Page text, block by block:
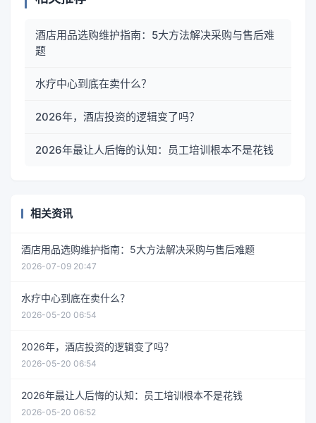
酒店用品选购维护指南：5大方法解决采购与售后难
题
水疗中心到底在卖什么？
2026年，酒店投资的逻辑变了吗？
2026年最让人后悔的认知：员工培训根本不是花钱
相关资讯
酒店用品选购维护指南：5大方法解决采购与售后难题
2026-07-09 20:47
水疗中心到底在卖什么？
2026-05-20 06:54
2026年，酒店投资的逻辑变了吗？
2026-05-20 06:54
2026年最让人后悔的认知：员工培训根本不是花钱
2026-05-20 06:52